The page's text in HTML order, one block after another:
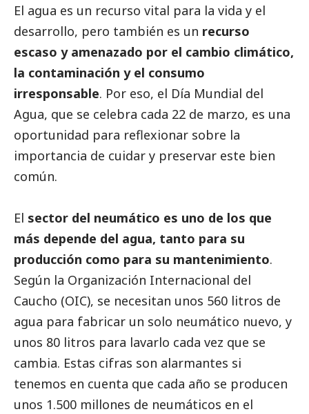
El agua es un recurso vital para la vida y el
desarrollo, pero también es un recurso
escaso y amenazado por el cambio climático,
la contaminación y el consumo
irresponsable. Por eso, el Día Mundial del
Agua, que se celebra cada 22 de marzo, es una
oportunidad para reflexionar sobre la
importancia de cuidar y preservar este bien
común.
El sector del neumático es uno de los que
más depende del agua, tanto para su
producción como para su mantenimiento.
Según la Organización Internacional del
Caucho (OIC), se necesitan unos 560 litros de
agua para fabricar un solo neumático nuevo, y
unos 80 litros para lavarlo cada vez que se
cambia. Estas cifras son alarmantes si
tenemos en cuenta que cada año se producen
unos 1.500 millones de neumáticos en el